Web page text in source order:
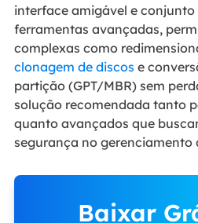
interface amigável e
ferramentas avançadas,
complexas como
clonagem de discos e
partição (GPT/MBR) sem
solução recomendada tanto
quanto avançados que
segurança no gerenciamento
Baixar